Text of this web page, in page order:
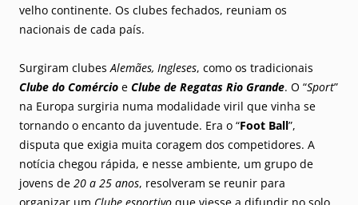
velho continente. Os clubes fechados, reuniam os
nacionais de cada país.
Surgiram clubesAlemães, Ingleses, como os tradicionais
Clube do Comércio e Clube de Regatas Rio Grande. O “Sport”
na Europa surgiria numa modalidade viril que vinha se
tornando o encanto da juventude. Era o “Foot Ball”,
disputa que exigia muita coragem dos competidores. A
notícia chegou rápida, e nesse ambiente, um grupo de
jovens de 20 a 25 anos, resolveram se reunir para